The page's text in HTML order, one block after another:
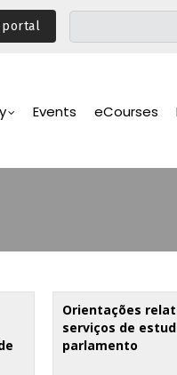
portal
Events eCourses
Orientações
serviços de
parlamento